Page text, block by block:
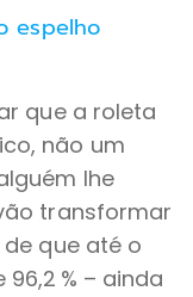
espelho
que a roleta
não um
lhe
transformar
de que até o
% – ainda